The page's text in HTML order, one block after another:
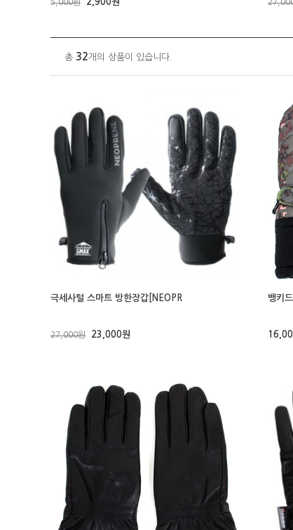
5,000원 2,900원
총 32개의 상품이 있습니다.
극세사털 스마트 방한장갑[NEOPR
27,000원 23,000원
뱅키